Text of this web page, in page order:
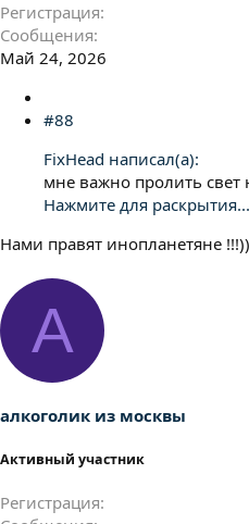
Регистрация
Сообщения
Май 24, 2026
#88
FixHead написал(а):
мне важно пролить свет
Нажмите для раскрытия...
Нами правят инопланетяне !!!))
А
алкоголик из москвы
Активный участник
Регистрация